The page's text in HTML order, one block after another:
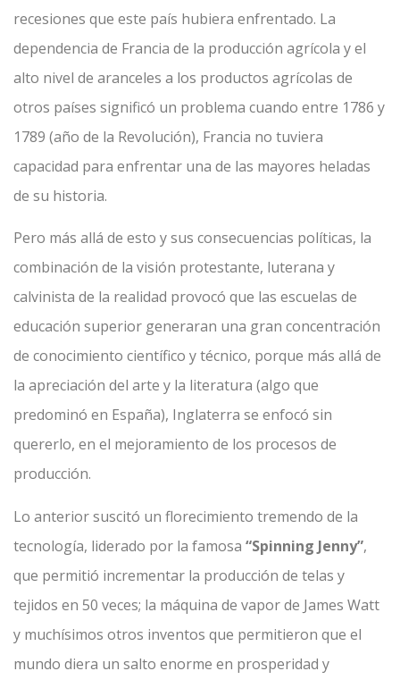
recesiones que este país hubiera enfrentado. La
dependencia de Francia de la producción agrícola y el
alto nivel de aranceles a los productos agrícolas de
otros países significó un problema cuando entre 1786 y
1789 (año de la Revolución), Francia no tuviera
capacidad para enfrentar una de las mayores heladas
de su historia.
Pero más allá de esto y sus consecuencias políticas, la
combinación de la visión protestante, luterana y
calvinista de la realidad provocó que las escuelas de
educación superior generaran una gran concentración
de conocimiento científico y técnico, porque más allá de
la apreciación del arte y la literatura (algo que
predominó en España), Inglaterra se enfocó sin
quererlo, en el mejoramiento de los procesos de
producción.
Lo anterior suscitó un florecimiento tremendo de la
tecnología, liderado por la famosa “Spinning Jenny”,
que permitió incrementar la producción de telas y
tejidos en 50 veces; la máquina de vapor de James Watt
y muchísimos otros inventos que permitieron que el
mundo diera un salto enorme en prosperidad y